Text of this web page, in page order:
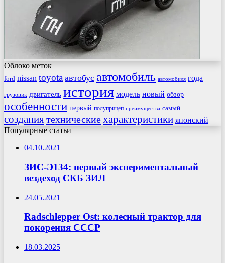
Облоко меток
ford nissan toyota автобус автомобиль автомобиля года
грузовик двигатель история модель новый обзор
особенности первый полуприцеп преимущества самый
созданиятехническиехарактеристики японский
Популярные статьи
04.10.2021
ЗИС-Э134: первый экспериментальный
вездеход СКБ ЗИЛ
24.05.2021
Radschlepper Ost: колесный трактор для
покорения СССР
18.03.2025